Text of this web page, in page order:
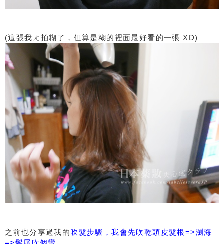
(這張我ㄤ拍糊了，但算是糊的裡面最好看的一張 XD)
之前也分享過我的吹髮步驟，我會先吹乾頭皮髮根=>瀏海